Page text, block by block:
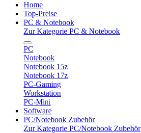
Home
Top-Preise
PC & Notebook
Zur Kategorie PC & Notebook
PC
Notebook
Notebook 15z
Notebook 17z
PC-Gaming
Workstation
PC-Mini
Software
PC/Notebook Zubehör
Zur Kategorie PC/Notebook Zubehör